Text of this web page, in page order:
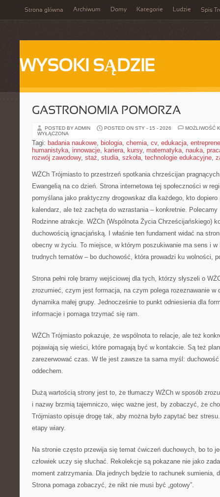
Strona główna Archiwum Domy Kategorie Ludzie Spis
WYSOKI SĄDZIE
GASTRONOMIA POMORZA
POSTED BY ADMIN POSTED ON STY - 15 - 2026
MOŻLIWOŚĆ
WYŁĄCZONA
Tagi: badania naukowe, biologia, chemia, cv, edukacja,
humanistyka, innowacje, kariera, kursy, matematyka, nauka,
rozwój zawodowy, staż, studia, szkoła, technologie edukacyjne,
WŻCh Trójmiasto to przestrzeń spotkania chrześcijan
Ewangelią na co dzień. Strona internetowa tej społeczności w
pomyślana jako praktyczny drogowskaz dla każdego, kto
kalendarz, ale też zachęta do wzrastania – konkretnie. Polecamy
Rodzinne atrakcje. WŻCh (Wspólnota Życia Chrześcijańskiego)
duchowością ignacjańską. I właśnie ten fundament widać na
obecny w życiu. To miejsce, w którym poszukiwanie ma sens i
trudnych tematów – bo duchowość, która prowadzi ku wolności,
Strona pełni rolę bramy wejściowej dla tych, którzy słyszeli o
zrozumieć, czym jest formacja, na czym polega rozeznawanie w
dynamika małej grupy. Jednocześnie to punkt odniesienia dla
informacje i pomaga trzymać się ram.
WŻCh Trójmiasto pokazuje, że wspólnota to relacje, ale też
pojawiają się wieści, które pomagają być w kontakcie. Są też
zarezerwować czas. W tle jest zawsze ta sama myśl:
oddechem.
Dużą wartością strony jest to, że tłumaczy WŻCh w sposób
i nazwy brzmią tajemniczo, więc ważne jest, by zobaczyć, że
Trójmiasto opisuje drogę tak, aby można było zapytać bez
etapy wiary.
Na stronie często przewija się temat ćwiczeń duchowych, bo to
człowiek uczy się słuchać. Rekolekcje są pokazane nie jako
moment zatrzymania. Dla jednych będzie to rachunek sumienia,
Strona pomaga zobaczyć, że nikt nie musi być „gotowy”.